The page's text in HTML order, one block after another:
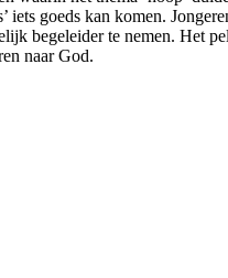
iets goeds kan komen.
begeleider te nemen.
naar God.